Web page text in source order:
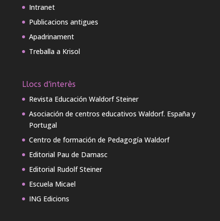
Intranet
Publicacions antigues
Apadrinament
Treballa a Krisol
Llocs d'interès
Revista Educación Waldorf Steiner
Asociación de centros educativos Waldorf. España y
Portugal
Centro de formación de Pedagogía Waldorf
Editorial Pau de Damasc
Editorial Rudolf Steiner
Escuela Micael
ING Edicions